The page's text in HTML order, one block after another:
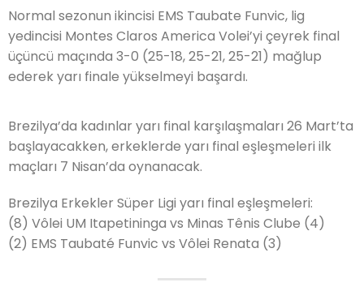
Normal sezonun ikincisi EMS Taubate Funvic, lig
yedincisi Montes Claros America Volei’yi çeyrek final
üçüncü maçında 3-0 (25-18, 25-21, 25-21) mağlup
ederek yarı finale yükselmeyi başardı.
Brezilya’da kadınlar yarı final karşılaşmaları 26 Mart’ta
başlayacakken, erkeklerde yarı final eşleşmeleri ilk
maçları 7 Nisan’da oynanacak.
Brezilya Erkekler Süper Ligi yarı final eşleşmeleri:
(8) Vôlei UM Itapetininga vs Minas Tênis Clube (4)
(2) EMS Taubaté Funvic vs Vôlei Renata (3)